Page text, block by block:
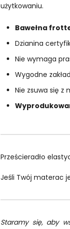
użytkowaniu.
Bawełna
Dzianina
Nie wymaga
Wygodne
Nie zsuwa się z
Prześcieradło
Jeśli Twój materac
Staramy się, aby